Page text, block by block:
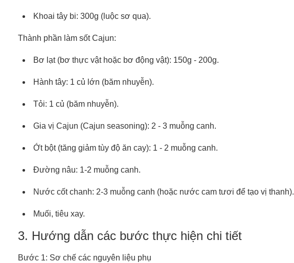
Khoai tây bi: 300g (luộc sơ qua).
Thành phần làm sốt Cajun:
Bơ lạt (bơ thực vật hoặc bơ động vật): 150g - 200g.
Hành tây: 1 củ lớn (băm nhuyễn).
Tỏi: 1 củ (băm nhuyễn).
Gia vị Cajun (Cajun seasoning): 2 - 3 muỗng canh.
Ớt bột (tăng giảm tùy độ ăn cay): 1 - 2 muỗng canh.
Đường nâu: 1-2 muỗng canh.
Nước cốt chanh: 2-3 muỗng canh (hoặc nước cam tươi để tạo vị thanh).
Muối, tiêu xay.
3. Hướng dẫn các bước thực hiện chi tiết
Bước 1: Sơ chế các nguyên liệu phụ